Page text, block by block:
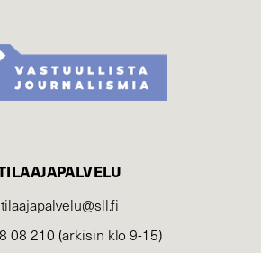
tilaajapalvelu@sll.fi
08 210 (arkisin klo 9-15)